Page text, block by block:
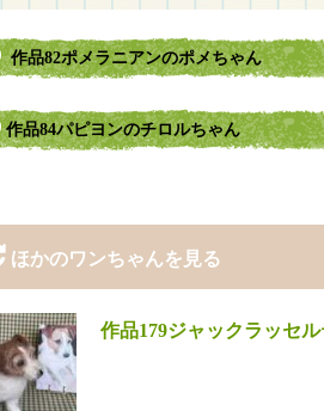
作品82ポメラニアンのポメちゃん
作品84パピヨンのチロルちゃん
ほかのワンちゃんを見る
作品179ジャックラッセ